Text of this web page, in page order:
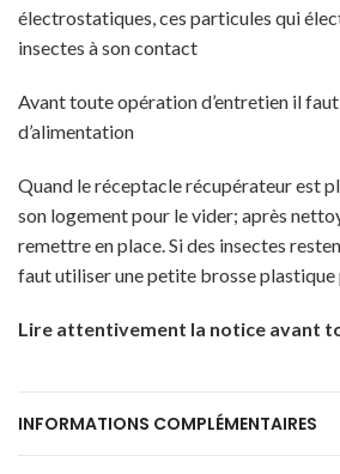
électrostatiques, ces particules qui
insectes à son contact
Avant toute opération d’entretien il
d’alimentation
Quand le réceptacle récupérateur est
son logement pour le vider; après
remettre en place. Si des insectes
faut utiliser une petite brosse
Lire attentivement la notice avant
INFORMATIONS COMPLÉMENTAIRES